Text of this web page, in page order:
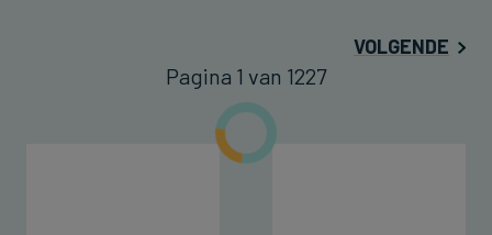
VOLGENDE
Pagina 1 van 1227